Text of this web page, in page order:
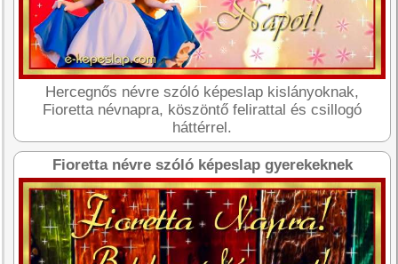
Hercegnős névre szóló képeslap kislányoknak,
Fioretta névnapra, köszöntő felirattal és csillogó
háttérrel.
Fioretta névre szóló képeslap gyerekeknek